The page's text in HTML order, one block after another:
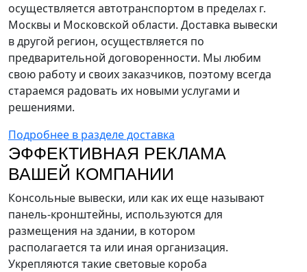
осуществляется автотранспортом в пределах г.
Москвы и Московской области. Доставка вывески
в другой регион, осуществляется по
предварительной договоренности. Мы любим
свою работу и своих заказчиков, поэтому всегда
стараемся радовать их новыми услугами и
решениями.
Подробнее в разделе доставка
ЭФФЕКТИВНАЯ РЕКЛАМА
ВАШЕЙ КОМПАНИИ
Консольные вывески, или как их еще называют
панель-кронштейны, используются для
размещения на здании, в котором
располагается та или иная организация.
Укрепляются такие световые короба